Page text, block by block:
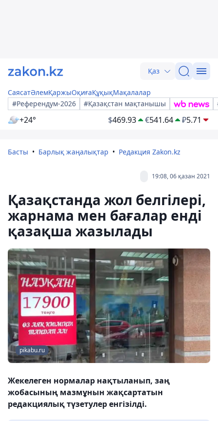
Қаз
СаясатӘлемҚаржыОқиғаҚұқықМақалалар
#Референдум-2026
#Қазақстан мақтанышы
+24° $469.93 €541.64 ₽5.71
Басты Барлық жаңалықтар Редакция Zakon.kz
19:08, 06 қазан 2021
Қазақстанда жол белгілері,
жарнама мен бағалар енді
қазақша жазылады
pikabu.ru
Жекелеген нормалар нақтыланып, заң
жобасының мазмұнын жақсартатын
редакциялық түзетулер енгізілді.